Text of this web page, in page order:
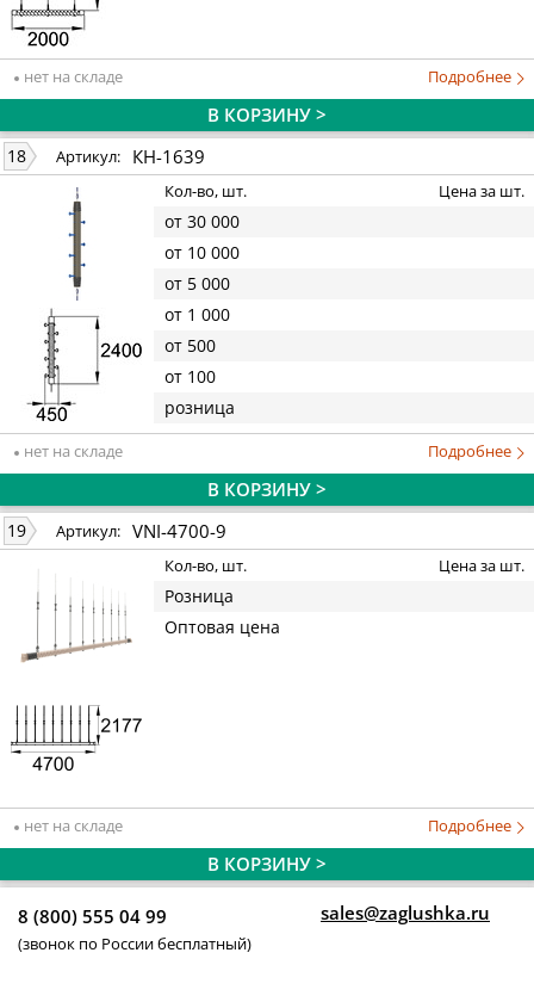
нет на складе Подробнее
В КОРЗИНУ >
18 Артикул: КН-1639
Кол-во, шт. Цена за шт.
от 30 000
от 10 000
от 5 000
от 1 000
от 500
от 100
розница
нет на складе Подробнее
В КОРЗИНУ >
19 Артикул: VNI-4700-9
Кол-во, шт. Цена за шт.
Розница
Оптовая цена
нет на складе Подробнее
В КОРЗИНУ >
8 (800) 555 04 99
(звонок по России бесплатный)
sales@zaglushka.ru